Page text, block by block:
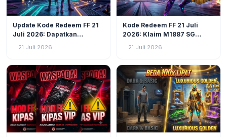
Update Kode Redeem FF 21
Juli 2026: Dapatkan
Voucher, Diamond, dan Skin
21 Juli 2026
Kode Redeem FF 21 Juli
2026: Klaim M1887 SG
Ungu, Diamond, dan Skin
21 Juli 2026